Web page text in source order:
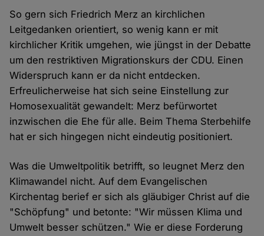
So gern sich Friedrich Merz an kirchlichen
Leitgedanken orientiert, so wenig kann er mit
kirchlicher Kritik umgehen, wie jüngst in der Debatte
um den restriktiven Migrationskurs der CDU. Einen
Widerspruch kann er da nicht entdecken.
Erfreulicherweise hat sich seine Einstellung zur
Homosexualität gewandelt: Merz befürwortet
inzwischen die Ehe für alle. Beim Thema Sterbehilfe
hat er sich hingegen nicht eindeutig positioniert.
Was die Umweltpolitik betrifft, so leugnet Merz den
Klimawandel nicht. Auf dem Evangelischen
Kirchentag berief er sich als gläubiger Christ auf die
"Schöpfung" und betonte: "Wir müssen Klima und
Umwelt besser schützen." Wie er diese Forderung